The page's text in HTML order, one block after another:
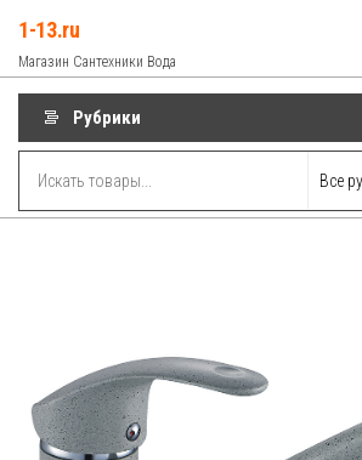
содержимому
1-13.ru
Магазин Сантехники Вода
Рубрики